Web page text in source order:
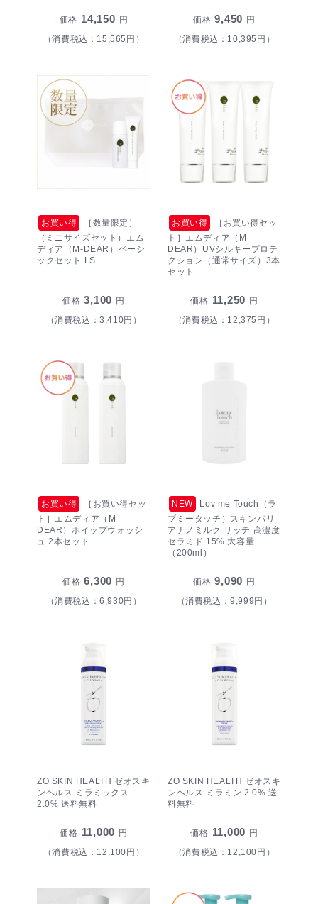
価格 14,150 円
（消費税込：15,565円）
価格 9,450 円
（消費税込：10,395円）
お買い得
［数量限定］
（ミニサイズセット）エム
ディア（M-DEAR）ベーシ
ックセット LS
価格 3,100 円
（消費税込：3,410円）
お買い得
［お買い得セッ
ト］エムディア（M-
DEAR）UVシルキープロテ
クション（通常サイズ）3本
セット
価格 11,250 円
（消費税込：12,375円）
お買い得
［お買い得セッ
ト］エムディア（M-
DEAR）ホイップウォッシ
ュ 2本セット
価格 6,300 円
（消費税込：6,930円）
NEW
Lov me Touch（ラ
ブミータッチ）スキンバリ
アナノミルク リッチ 高濃度
セラミド 15% 大容量
（200ml）
価格 9,090 円
（消費税込：9,999円）
ZO SKIN HEALTH ゼオスキ
ンヘルス ミラミックス
2.0% 送料無料
価格 11,000 円
（消費税込：12,100円）
ZO SKIN HEALTH ゼオスキ
ンヘルス ミラミン 2.0% 送
料無料
価格 11,000 円
（消費税込：12,100円）